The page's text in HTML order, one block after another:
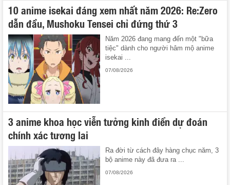
10 anime isekai đáng xem nhất năm 2026: Re:Zero
dẫn đầu, Mushoku Tensei chỉ đứng thứ 3
Năm 2026 đang mang đến một "bữa
tiệc" dành cho người hâm mộ anime
isekai ...
07/08/2026
3 anime khoa học viễn tưởng kinh điển dự đoán
chính xác tương lai
Ra đời từ cách đây hàng chục năm, 3
bộ anime này đã đưa ra ...
07/08/2026